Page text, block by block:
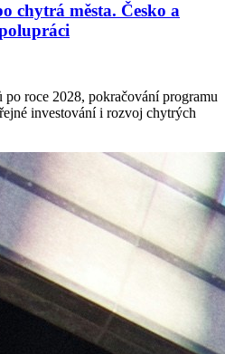
chytrá města. Česko a
roce 2028, pokračování programu
investování i rozvoj chytrých